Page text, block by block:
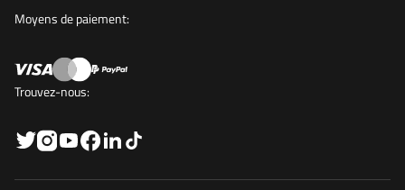
Moyens de paiement:
Trouvez-nous: